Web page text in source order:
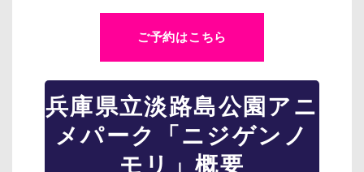
ご予約はこちら
兵庫県立淡路島公園アニ
メパーク「ニジゲンノ
モリ」概要